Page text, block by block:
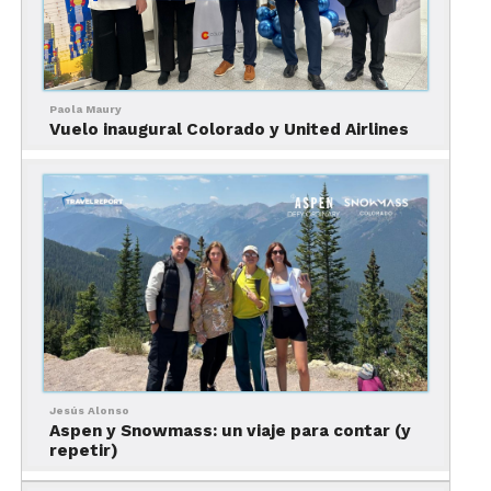
Denver: la vibrante capital
Paola Maury
Vuelo inaugural Colorado y United Airlines
Jesús Alonso
Aspen y Snowmass: un viaje para contar (y
repetir)